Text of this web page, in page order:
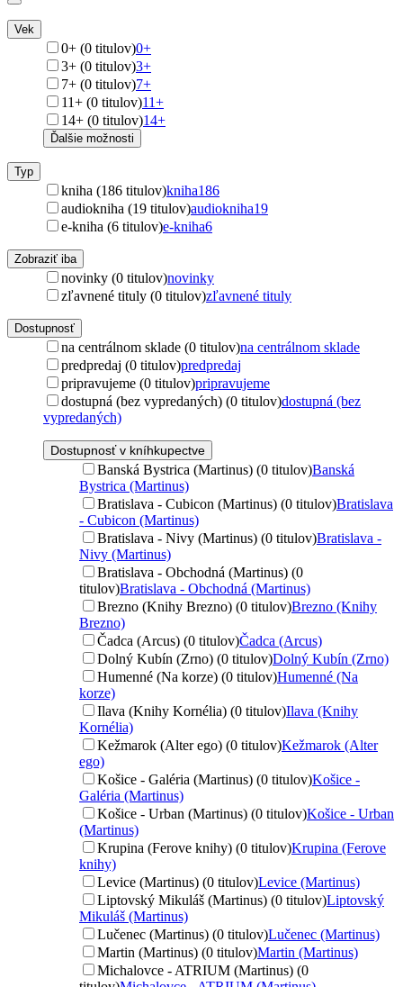
Vek
0+ (0 titulov)0+
3+ (0 titulov)3+
7+ (0 titulov)7+
11+ (0 titulov)11+
14+ (0 titulov)14+
Ďalšie možnosti
Typ
kniha (186 titulov)kniha186
audiokniha (19 titulov)audiokniha19
e-kniha (6 titulov)e-kniha6
Zobraziť iba
novinky (0 titulov)novinky
zľavnené tituly (0 titulov)zľavnené tituly
Dostupnosť
na centrálnom sklade (0 titulov)na centrálnom sklade
predpredaj (0 titulov)predpredaj
pripravujeme (0 titulov)pripravujeme
dostupná (bez vypredaných) (0 titulov)dostupná (bez
vypredaných)
Dostupnosť v kníhkupectve
Banská Bystrica (Martinus) (0 titulov)Banská
Bystrica (Martinus)
Bratislava - Cubicon (Martinus) (0 titulov)Bratislava
- Cubicon (Martinus)
Bratislava - Nivy (Martinus) (0 titulov)Bratislava -
Nivy (Martinus)
Bratislava - Obchodná (Martinus) (0
titulov)Bratislava - Obchodná (Martinus)
Brezno (Knihy Brezno) (0 titulov)Brezno (Knihy
Brezno)
Čadca (Arcus) (0 titulov)Čadca (Arcus)
Dolný Kubín (Zrno) (0 titulov)Dolný Kubín (Zrno)
Humenné (Na korze) (0 titulov)Humenné (Na
korze)
Ilava (Knihy Kornélia) (0 titulov)Ilava (Knihy
Kornélia)
Kežmarok (Alter ego) (0 titulov)Kežmarok (Alter
ego)
Košice - Galéria (Martinus) (0 titulov)Košice -
Galéria (Martinus)
Košice - Urban (Martinus) (0 titulov)Košice - Urban
(Martinus)
Krupina (Ferove knihy) (0 titulov)Krupina (Ferove
knihy)
Levice (Martinus) (0 titulov)Levice (Martinus)
Liptovský Mikuláš (Martinus) (0 titulov)Liptovský
Mikuláš (Martinus)
Lučenec (Martinus) (0 titulov)Lučenec (Martinus)
Martin (Martinus) (0 titulov)Martin (Martinus)
Michalovce - ATRIUM (Martinus) (0